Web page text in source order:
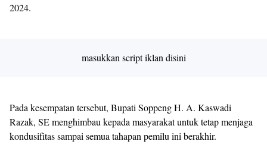
2024.
masukkan script iklan disini
Pada kesempatan tersebut, Bupati Soppeng H. A. Kaswadi
Razak, SE menghimbau kepada masyarakat untuk tetap menjaga
kondusifitas sampai semua tahapan pemilu ini berakhir.